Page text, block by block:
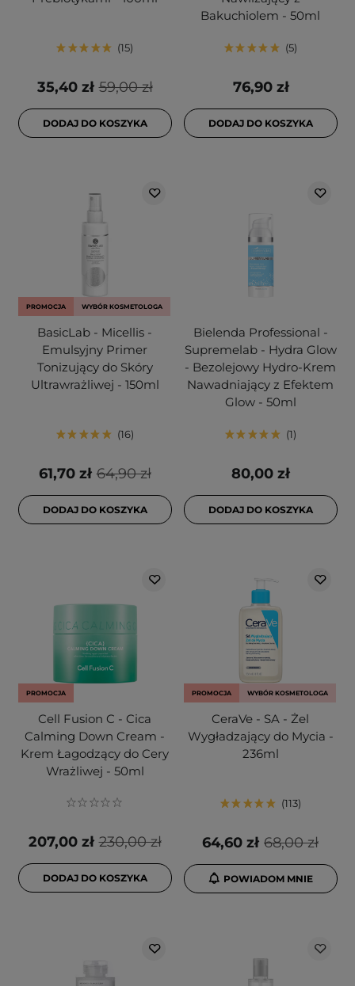
15
59,00 zł
35,40 zł
DODAJ DO KOSZYKA
Bakuchiolem - 50ml
5
76,90 zł
DODAJ DO KOSZYKA
PROMOCJA WYBÓR KOSMETOLOGA
BasicLab - Micellis -
Emulsyjny Primer
Tonizujący do Skóry
Ultrawrażliwej - 150ml
16
64,90 zł
61,70 zł
DODAJ DO KOSZYKA
Bielenda Professional -
Supremelab - Hydra Glow
- Bezolejowy Hydro-Krem
Nawadniający z Efektem
Glow - 50ml
1
80,00 zł
DODAJ DO KOSZYKA
PROMOCJA
Cell Fusion C - Cica
Calming Down Cream -
Krem Łagodzący do Cery
Wrażliwej - 50ml
230,00 zł
207,00 zł
DODAJ DO KOSZYKA
PROMOCJA WYBÓR KOSMETOLOGA
CeraVe - SA - Żel
Wygładzający do Mycia -
236ml
113
68,00 zł
64,60 zł
POWIADOM MNIE